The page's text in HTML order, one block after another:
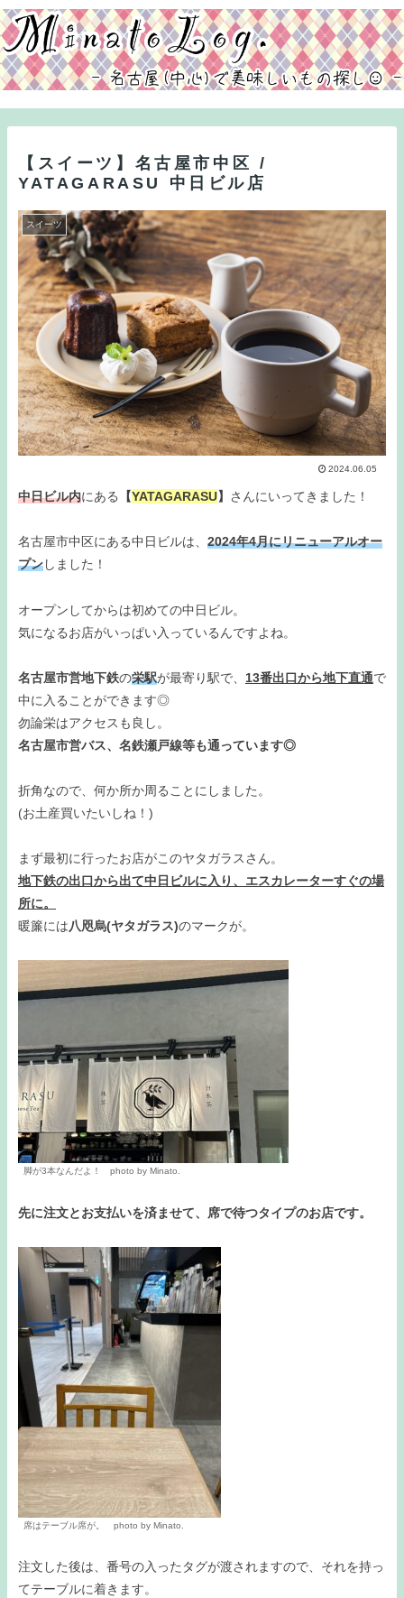
【スイーツ】名古屋市中区 /
YATAGARASU 中日ビル店
スイーツ
2024.06.05
中日ビル内にある 【YATAGARASU】 さんにいってきました！
名古屋市中区にある中日ビルは、 2024年4月にリニューアルオー
プンしました！
オープンしてからは初めての中日ビル。
気になるお店がいっぱい入っているんですよね。
名古屋市営地下鉄の栄駅が最寄り駅で、 13番出口から地下直通で
中に入ることができます◎
勿論栄はアクセスも良し。
名古屋市営バス、名鉄瀬戸線等も通っています◎
折角なので、何か所か周ることにしました。
(お土産買いたいしね！)
まず最初に行ったお店がこのヤタガラスさん。
地下鉄の出口から出て中日ビルに入り、エスカレーターすぐの場
所に。
暖簾には八咫烏(ヤタガラス)のマークが。
脚が3本なんだよ！ photo by Minato.
先に注文とお支払いを済ませて、席で待つタイプのお店です。
席はテーブル席が。 photo by Minato.
注文した後は、番号の入ったタグが渡されますので、それを持っ
てテーブルに着きます。